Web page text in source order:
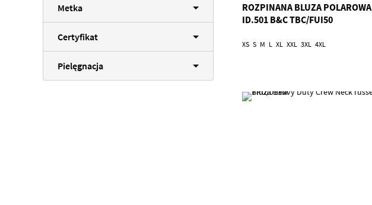
ROZPINANA BLUZA POLAROWA
ID.501 B&C TBC/FUI50
XS S M L XL XXL 3XL 4XL
Metka
Certyfikat
Pielęgnacja